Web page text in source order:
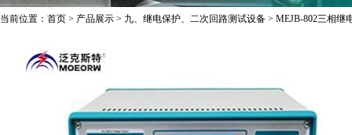
当前位置： 首页 > 产品展示 > 九、继电保护、二次回路测试设备 > MEJB-802三相继